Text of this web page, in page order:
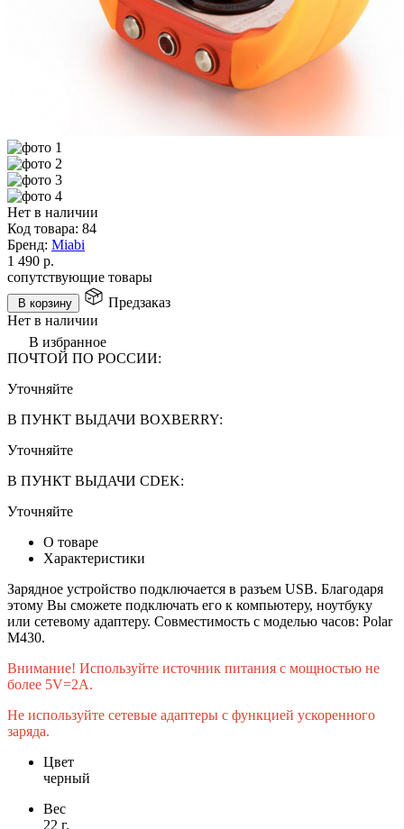
Нет в наличии
Код товара: 84
Бренд: Miabi
1 490 р.
сопутствующие товары
В корзину
Предзаказ
Нет в наличии
В избранное
ПОЧТОЙ ПО РОССИИ:
Уточняйте
В ПУНКТ ВЫДАЧИ BOXBERRY:
Уточняйте
В ПУНКТ ВЫДАЧИ CDEK:
Уточняйте
О товаре
Характеристики
Зарядное устройство подключается в разъем USB. Благодаря
этому Вы сможете подключать его к компьютеру, ноутбуку
или сетевому адаптеру. Совместимость с моделью часов: Polar
M430.
Внимание! Используйте источник питания с мощностью не
более 5V=2A.
Не используйте сетевые адаптеры с функцией ускоренного
заряда.
Цвет
черный
Вес
22 г.